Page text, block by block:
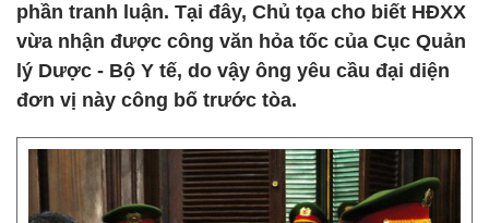
phần tranh luận. Tại đây, Chủ tọa cho biết HĐXX
vừa nhận được công văn hỏa tốc của Cục Quản
lý Dược - Bộ Y tế, do vậy ông yêu cầu đại diện
đơn vị này công bố trước tòa.